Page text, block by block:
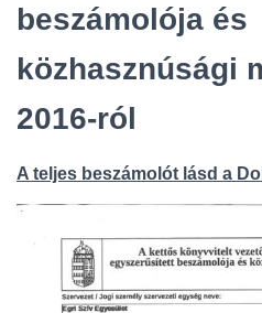
beszámolója és
közhasznúsági
2016-ról
A teljes beszámolót lásd a